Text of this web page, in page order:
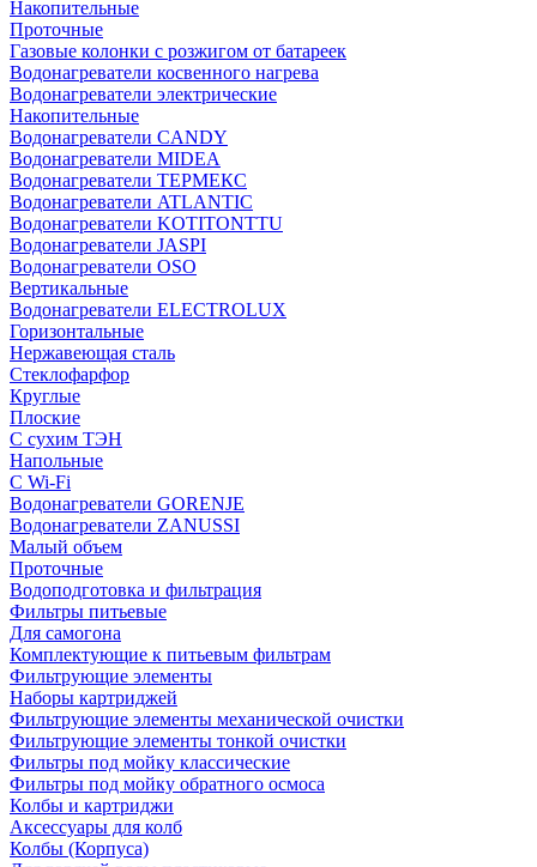
Накопительные
Проточные
Газовые колонки с розжигом от батареек
Водонагреватели косвенного нагрева
Водонагреватели электрические
Накопительные
Водонагреватели CANDY
Водонагреватели MIDEA
Водонагреватели ТЕРМЕКС
Водонагреватели ATLANTIC
Водонагреватели KOTITONTTU
Водонагреватели JASPI
Водонагреватели OSO
Вертикальные
Водонагреватели ELECTROLUX
Горизонтальные
Нержавеющая сталь
Стеклофарфор
Круглые
Плоские
С сухим ТЭН
Напольные
С Wi-Fi
Водонагреватели GORENJE
Водонагреватели ZANUSSI
Малый объем
Проточные
Водоподготовка и фильтрация
Фильтры питьевые
Для самогона
Комплектующие к питьевым фильтрам
Фильтрующие элементы
Наборы картриджей
Фильтрующие элементы механической очистки
Фильтрующие элементы тонкой очистки
Фильтры под мойку классические
Фильтры под мойку обратного осмоса
Колбы и картриджи
Аксессуары для колб
Колбы (Корпуса)